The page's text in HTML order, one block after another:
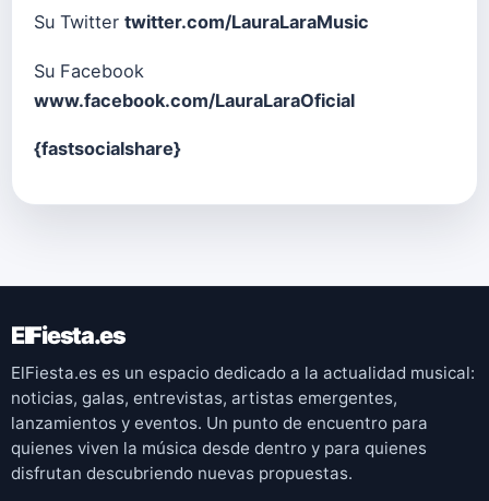
Su Twitter twitter.com/LauraLaraMusic
Su Facebook
www.facebook.com/LauraLaraOficial
{fastsocialshare}
ElFiesta.es
ElFiesta.es es un espacio dedicado a la actualidad musical:
noticias, galas, entrevistas, artistas emergentes,
lanzamientos y eventos. Un punto de encuentro para
quienes viven la música desde dentro y para quienes
disfrutan descubriendo nuevas propuestas.